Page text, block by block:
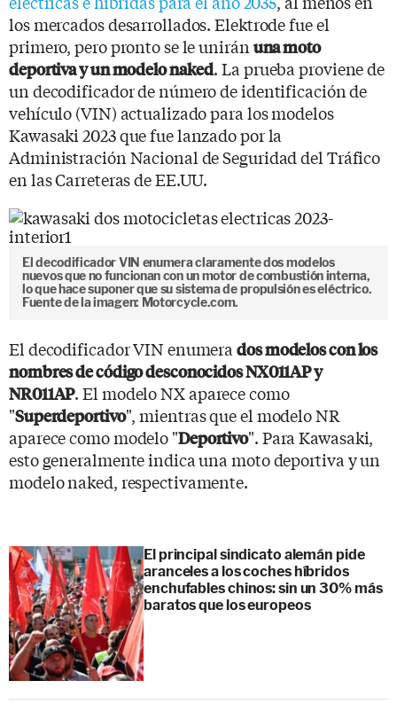
los mercados desarrollados. Elektrode fue el
primero, pero pronto se le unirán una moto
deportiva y un modelo naked. La prueba proviene de
un decodificador de número de identificación de
vehículo (VIN) actualizado para los modelos
Kawasaki 2023 que fue lanzado por la
Administración Nacional de Seguridad del Tráfico
en las Carreteras de EE.UU.
El decodificador VIN enumera claramente dos modelos
nuevos que no funcionan con un motor de combustión interna,
lo que hace suponer que su sistema de propulsión es eléctrico.
Fuente de la imagen: Motorcycle.com.
El decodificador VIN enumerados modelos con los
nombres de código desconocidos NX011AP y
NR011AP. El modelo NX aparece como
"Superdeportivo", mientras que el modelo NR
aparece como modelo "Deportivo". Para Kawasaki,
esto generalmente indica una moto deportiva y un
modelo naked, respectivamente.
El principal sindicato alemán pide
aranceles a los coches híbridos
enchufables chinos: sin un 30% más
baratos que los europeos